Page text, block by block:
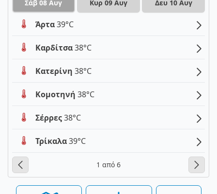
Σάβ 08 Αυγ Κυρ 09 Αυγ Δευ 10 Αυγ
Άρτα39°C
Καρδίτσα38°C
Κατερίνη 38°C
Κομοτηνή 38°C
Σέρρες38°C
Τρίκαλα39°C
1 από 6